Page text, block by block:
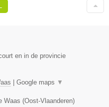
en in de provincie
Google maps ▼
Waas (Oost-Vlaanderen)